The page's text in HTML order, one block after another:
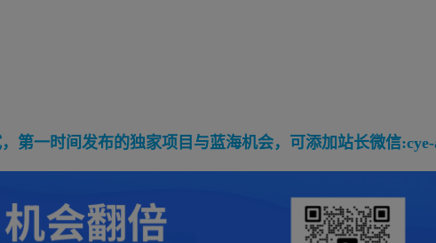
第一时间发布的独家项目与蓝海机会，可添加站长微信